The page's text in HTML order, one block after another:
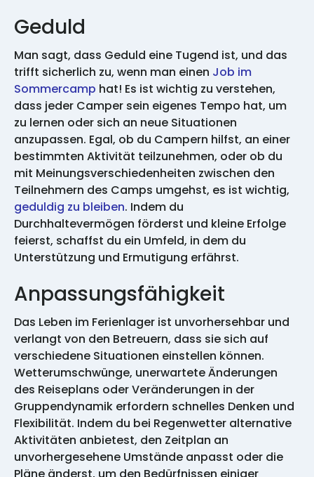
Geduld
Man sagt, dass Geduld eine Tugend ist, und das
trifft sicherlich zu, wenn man einen Job im
Sommercamp hat! Es ist wichtig zu verstehen,
dass jeder Camper sein eigenes Tempo hat, um
zu lernen oder sich an neue Situationen
anzupassen. Egal, ob du Campern hilfst, an einer
bestimmten Aktivität teilzunehmen, oder ob du
mit Meinungsverschiedenheiten zwischen den
Teilnehmern des Camps umgehst, es ist wichtig,
geduldig zu bleiben. Indem du
Durchhaltevermögen förderst und kleine Erfolge
feierst, schaffst du ein Umfeld, in dem du
Unterstützung und Ermutigung erfährst.
Anpassungsfähigkeit
Das Leben im Ferienlager ist unvorhersehbar und
verlangt von den Betreuern, dass sie sich auf
verschiedene Situationen einstellen können.
Wetterumschwünge, unerwartete Änderungen
des Reiseplans oder Veränderungen in der
Gruppendynamik erfordern schnelles Denken und
Flexibilität. Indem du bei Regenwetter alternative
Aktivitäten anbietest, den Zeitplan an
unvorhergesehene Umstände anpasst oder die